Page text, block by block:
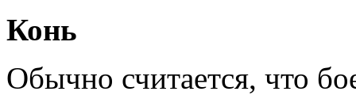
Конь
Обычно считается, что